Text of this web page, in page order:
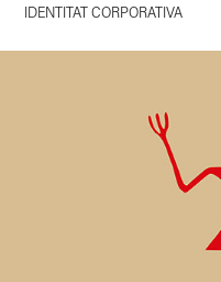
IDENTITAT CORPORATIVA